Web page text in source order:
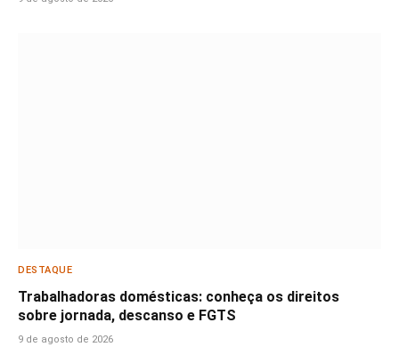
DESTAQUE
Trabalhadoras domésticas: conheça os direitos
sobre jornada, descanso e FGTS
9 de agosto de 2026